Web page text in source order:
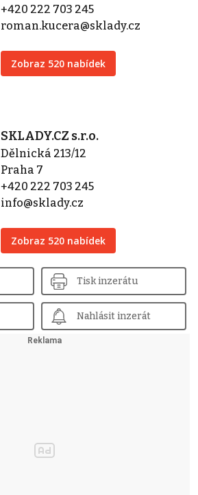
+420 222 703 245
roman.kucera@sklady.cz
Zobraz 520 nabídek
SKLADY.CZ s.r.o.
Dělnická 213/12
Praha 7
+420 222 703 245
info@sklady.cz
Zobraz 520 nabídek
Tisk inzerátu
Nahlásit inzerát